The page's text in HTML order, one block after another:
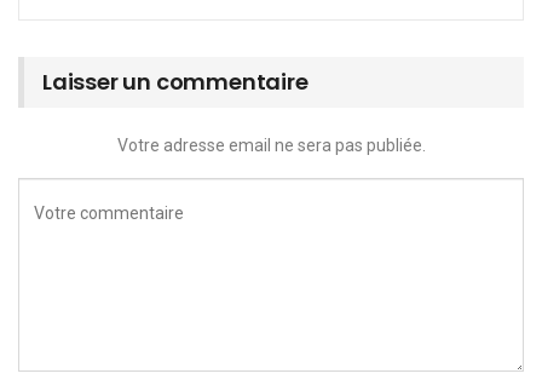
Laisser un commentaire
Votre adresse email ne sera pas publiée.